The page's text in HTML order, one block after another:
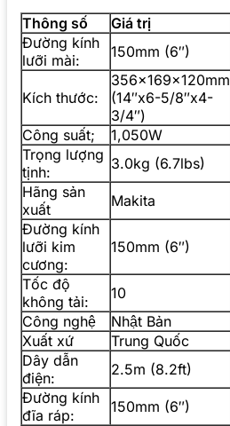
Thông số
Giá trị
Đường kính
lưỡi mài:
150mm (6″)
Kích thước:
356x169x120mm
(14″x6-5/8″x4-
3/4″)
Công suất;
1,050W
Trọng lượng
tịnh:
3.0kg (6.7lbs)
Hãng sản
xuất
Makita
Đường kính
lưỡi kim
cương:
150mm (6″)
Tốc độ
không tải:
10
Công nghệ
Nhật Bản
Xuất xứ
Trung Quốc
Dây dẫn
điện:
2.5m (8.2ft)
Đường kính
đĩa ráp:
150mm (6″)